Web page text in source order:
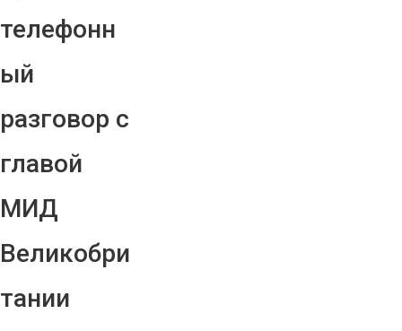
телефонн
ый
разговор с
главой
МИД
Великобри
тании